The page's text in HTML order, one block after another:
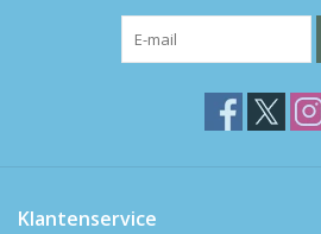
Klantenservice